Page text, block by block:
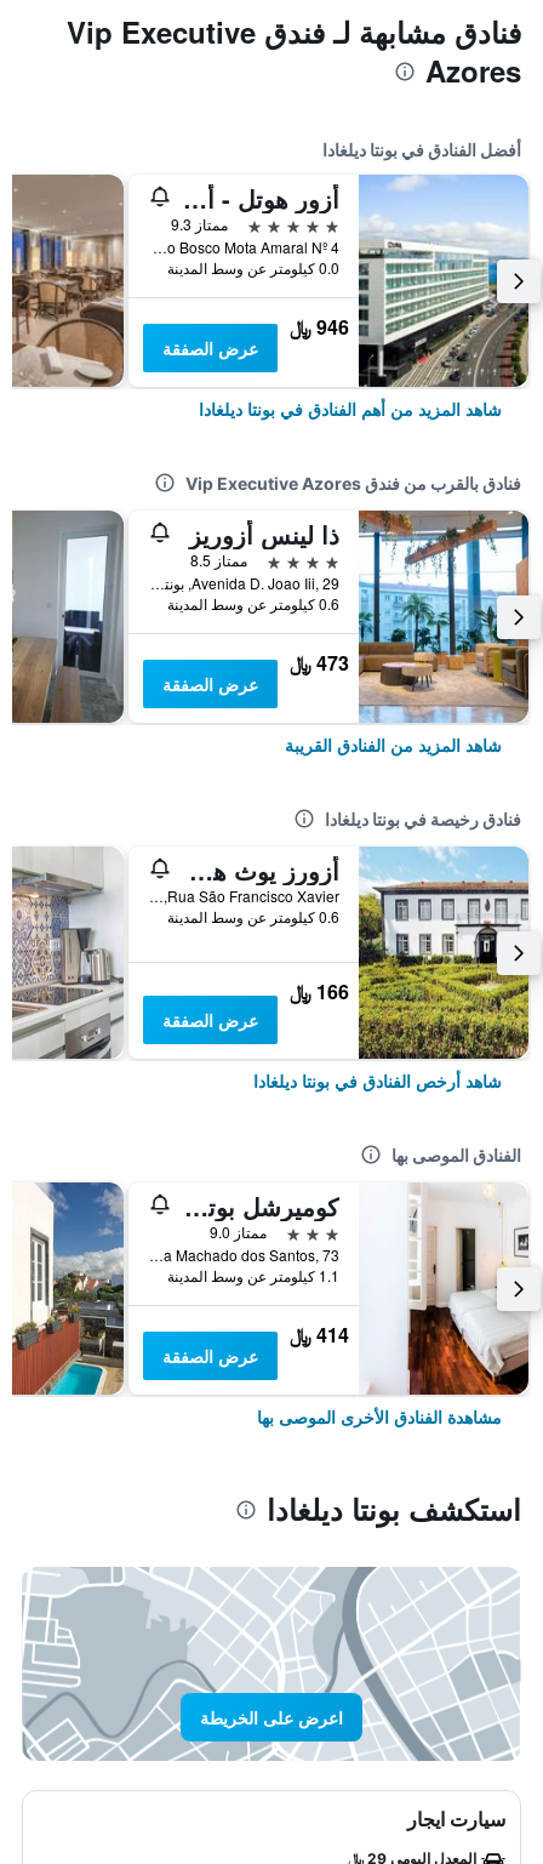
فنادق مشابهة لـ فندق Vip Executive
Azores
أفضل الفنادق في بونتا ديلغادا
أزور هوتل - أوكتانت بونتا ديلجادا
5 نجوم
ممتاز 9.3
Av. João Bosco Mota Amaral Nº 4, بونتا ديلغادا, أزوريس, البرتغال
0.0 كيلومتر عن وسط المدينة
946 ﷼
عرض الصفقة
شاهد المزيد من أهم الفنادق في بونتا ديلغادا
فنادق بالقرب من فندق Vip Executive Azores
ذا لينس أزوريز
4 نجوم
ممتاز 8.5
Avenida D. Joao Iii, 29, بونتا ديلغادا, أزوريس, البرتغال
0.6 كيلومتر عن وسط المدينة
473 ﷼
عرض الصفقة
شاهد المزيد من الفنادق القريبة
فنادق رخيصة في بونتا ديلغادا
أزورز يوث هوستيلز - ساو ميجيل
Rua São Francisco Xavier, بونتا ديلغادا, أزوريس, البرتغال
0.6 كيلومتر عن وسط المدينة
166 ﷼
عرض الصفقة
شاهد أرخص الفنادق في بونتا ديلغادا
الفنادق الموصى بها
كوميرشل بوتيك أزوريس
3 نجوم
ممتاز 9.0
Rua Machado dos Santos, 73, بونتا ديلغادا, أزوريس, البرتغال
1.1 كيلومتر عن وسط المدينة
414 ﷼
عرض الصفقة
مشاهدة الفنادق الأخرى الموصى بها
استكشف بونتا ديلغادا
اعرض على الخريطة
سيارت ايجار
المعدل اليومي 29 ﷼